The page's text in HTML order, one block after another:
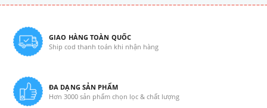
GIAO HÀNG TOÀN QUỐC
Ship cod thanh toán khi nhận hàng
ĐA DẠNG SẢN PHẨM
Hơn 3000 sản phẩm chọn lọc & chất lượng